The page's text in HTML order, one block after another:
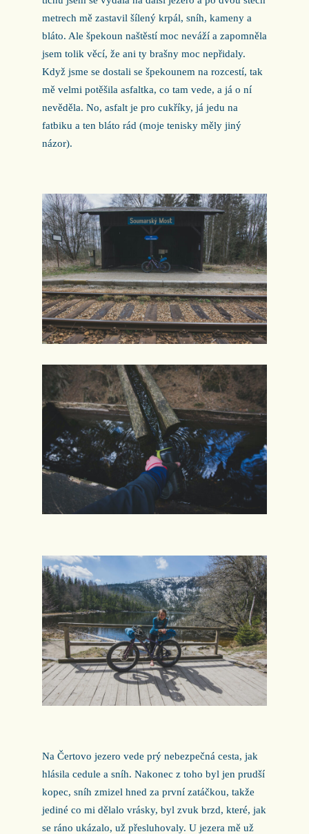
metrech mě zastavil šílený krpál, sníh, kameny a
bláto. Ale špekoun naštěstí moc neváží a zapomněla
jsem tolik věcí, že ani ty brašny moc nepřidaly.
Když jsme se dostali se špekounem na rozcestí, tak
mě velmi potěšila asfaltka, co tam vede, a já o ní
nevěděla. No, asfalt je pro cukříky, já jedu na
fatbiku a ten bláto rád (moje tenisky měly jiný
názor).
Na Čertovo jezero vede prý nebezpečná cesta, jak
hlásila cedule a sníh. Nakonec z toho byl jen prudší
kopec, sníh zmizel hned za první zatáčkou, takže
jediné co mi dělalo vrásky, byl zvuk brzd, které, jak
se ráno ukázalo, už přesluhovaly. U jezera mě už